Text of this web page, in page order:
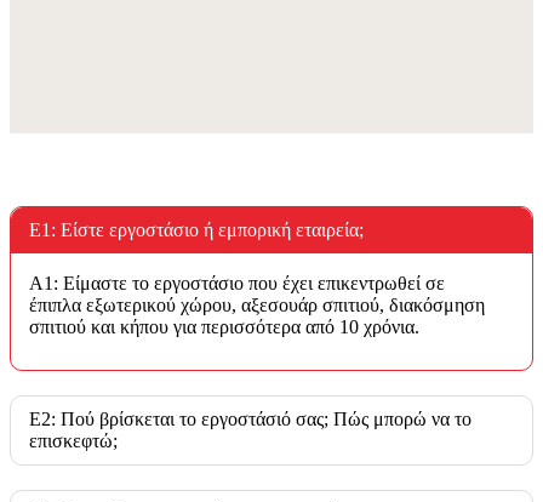
Ε1: Είστε εργοστάσιο ή εμπορική εταιρεία;
A1: Είμαστε το εργοστάσιο που έχει επικεντρωθεί σε
έπιπλα εξωτερικού χώρου, αξεσουάρ σπιτιού, διακόσμηση
σπιτιού και κήπου για περισσότερα από 10 χρόνια.
Ε2: Πού βρίσκεται το εργοστάσιό σας; Πώς μπορώ να το
επισκεφτώ;